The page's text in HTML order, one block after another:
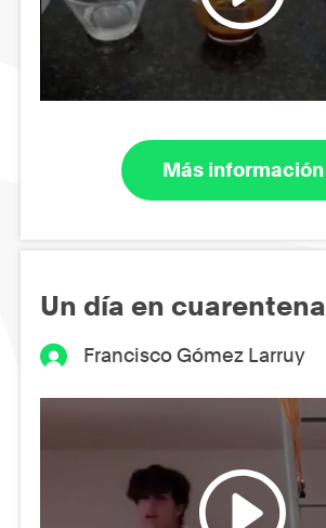
Más información
Un día en cuarentena
Francisco Gómez Larruy